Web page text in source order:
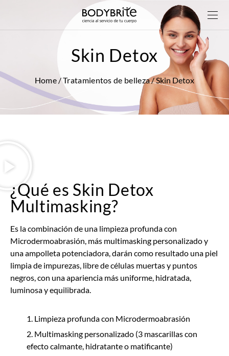
Skin Detox
Home/Tratamientos de belleza/ Skin Detox
¿Qué es Skin Detox
Multimasking?
Es la combinación de una limpieza profunda con
Microdermoabrasión, más multimasking personalizado y
una ampolleta potenciadora, darán como resultado una piel
limpia de impurezas, libre de células muertas y puntos
negros, con una apariencia más uniforme, hidratada,
luminosa y equilibrada.
Limpieza profunda con Microdermoabrasión
Multimasking personalizado (3 mascarillas con
efecto calmante, hidratante o matificante)